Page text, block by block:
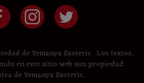
de Yemanya Esoteric . Los textos,
en este sitio web son propiedad
de Yemanya Esoteric.